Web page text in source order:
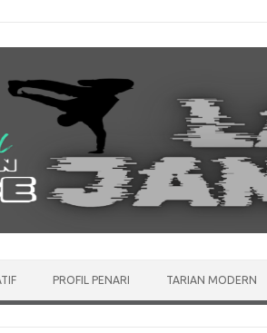
PROFIL PENARI TARIAN MODERN